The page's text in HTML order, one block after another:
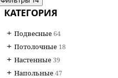
КАТЕГОРИЯ
Подвесные64
Потолочные 18
Настенные 39
Напольные47